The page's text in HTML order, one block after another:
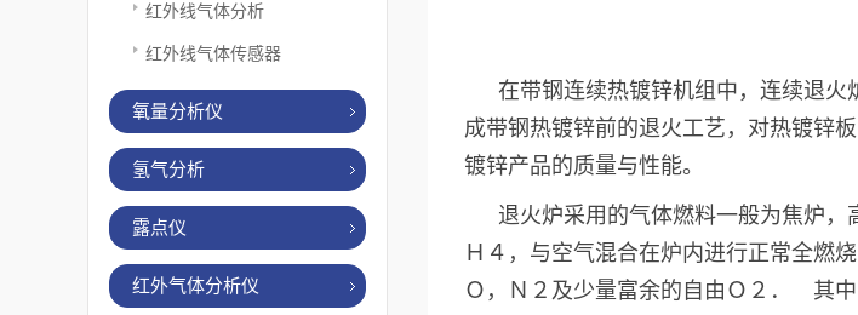
红外线气体分析
红外线气体传感器
氧量分析仪
氢气分析
露点仪
红外气体分析仪
在带钢连续热镀锌机组中，连续退
成带钢热镀锌前的退火工艺，对热镀锌
镀锌产品的质量与性能。
退火炉采用的气体燃料一般为焦炉
Ｈ４，与空气混合在炉内进行正常全燃
Ｏ，Ｎ２及少量富余的自由Ｏ２． 其中